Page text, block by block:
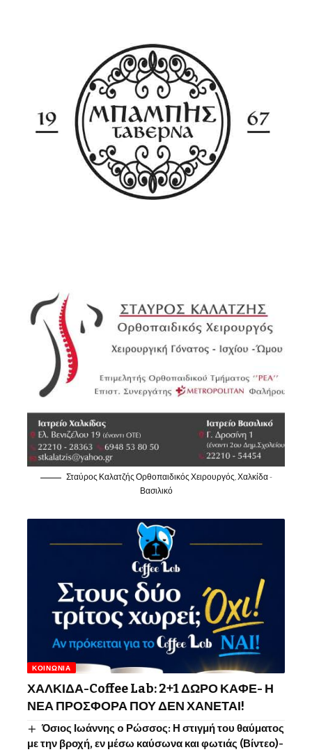
Σταύρος Καλατζής Ορθοπαιδικός Χειρουργός, Χαλκίδα -
Βασιλικό
ΚΟΙΝΩΝΊΑ
ΧΑΛΚΙΔΑ-Coffee Lab: 2+1 ΔΩΡΟ ΚΑΦΕ- Η
ΝΕΑ ΠΡΟΣΦΟΡΑ ΠΟΥ ΔΕΝ ΧΑΝΕΤΑΙ!
Όσιος Ιωάννης o Ρώσσος: Η στιγμή του θαύματος
με την βροχή, εν μέσω καύσωνα και φωτιάς (Βίντεο)-